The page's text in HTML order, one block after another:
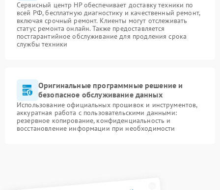
Сервисный центр HP обеспечивает доставку техники по
всей РФ, бесплатную диагностику и качественный ремонт,
включая срочный ремонт. Клиенты могут отслеживать
статус ремонта онлайн. Также предоставляется
постгарантийное обслуживание для продления срока
службы техники
Оригинальные программные решение и
безопасное обслуживание данных
Использование официальных прошивок и инструментов,
аккуратная работа с пользовательскими данными:
резервное копирование, конфиденциальность и
восстановление информации при необходимости